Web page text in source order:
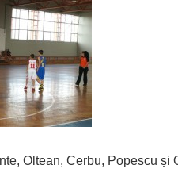
Oltean, Cerbu, Popescu și